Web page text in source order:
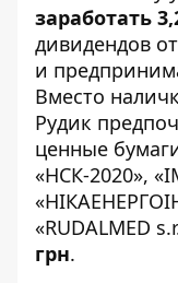
заработать
дивидендов
и
Вместо
Рудик
ценные
«НСК-2020»,
«RUDALMED
грн.